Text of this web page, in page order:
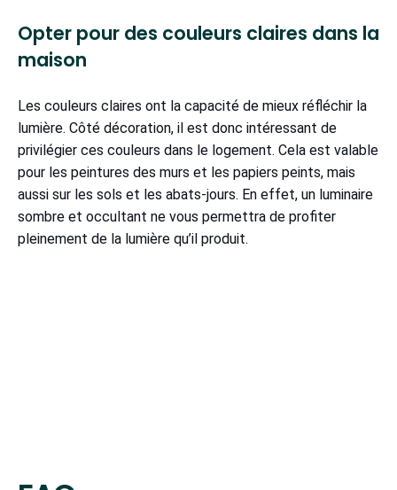
Opter pour des couleurs claires dans la
maison
Les couleurs claires ont la capacité de mieux réfléchir la
lumière. Côté décoration, il est donc intéressant de
privilégier ces couleurs dans le logement. Cela est valable
pour les peintures des murs et les papiers peints, mais
aussi sur les sols et les abats-jours. En effet, un luminaire
sombre et occultant ne vous permettra de profiter
pleinement de la lumière qu’il produit.